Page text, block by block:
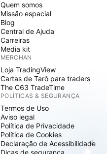
Quem somos
Missão espacial
Blog
Central de Ajuda
Carreiras
Media kit
MERCHAN
Loja TradingView
Cartas de Tarô para traders
The C63 TradeTime
POLÍTICAS & SEGURANÇA
Termos de Uso
Aviso legal
Política de Privacidade
Política de Cookies
Declaração de Acessibilidade
Dicas de segurança